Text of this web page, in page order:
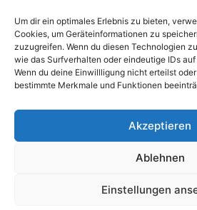
Um dir ein optimales Erlebnis zu bieten,
Cookies, um Geräteinformationen zu
zuzugreifen. Wenn du diesen Technologien
wie das Surfverhalten oder eindeutige IDs
Wenn du deine Einwillligung nicht erteilst
bestimmte Merkmale und Funktionen
Akzeptieren
Ablehnen
Einstellungen
Seguir en Instagram
Términos y condiciones|